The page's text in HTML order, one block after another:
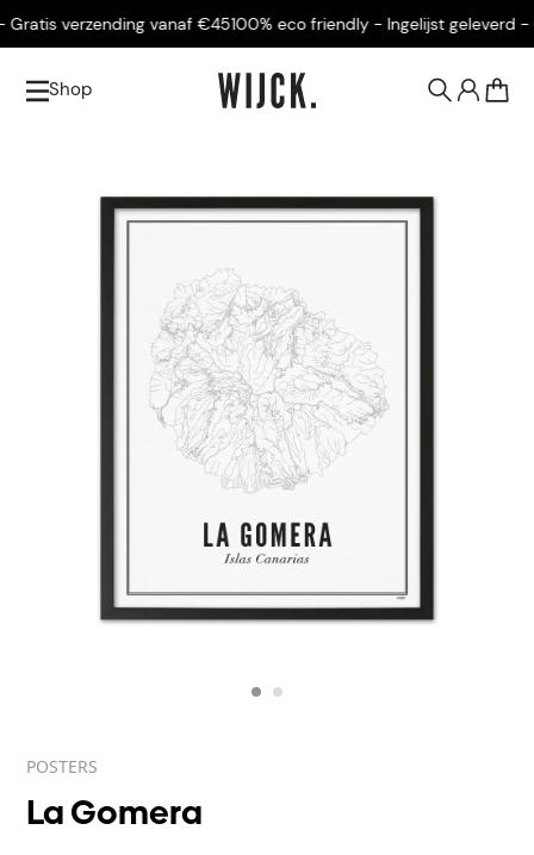
verzending vanaf €45100% eco friendly - Ingelijst geleverd -
Shop
POSTERS
La Gomera